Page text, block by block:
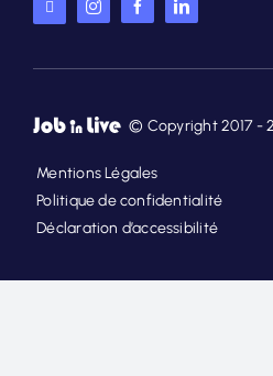
© Copyright 2017 -
Mentions Légales
Politique de confidentialité
Déclaration d’accessibilité